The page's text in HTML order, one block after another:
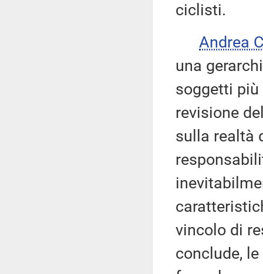
ciclisti.
Andrea
una
soggetti
revisione
sulla realtà
vincolo di
conclude,